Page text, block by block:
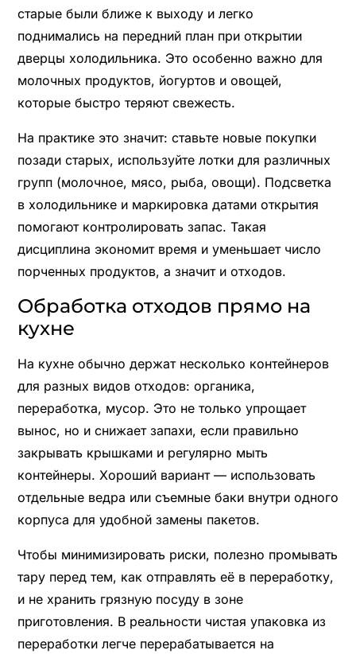
старые были ближе к выходу и легко
поднимались на передний план при открытии
дверцы холодильника. Это особенно важно для
молочных продуктов, йогуртов и овощей,
которые быстро теряют свежесть.
На практике это значит: ставьте новые покупки
позади старых, используйте лотки для различных
групп (молочное, мясо, рыба, овощи). Подсветка
в холодильнике и маркировка датами открытия
помогают контролировать запас. Такая
дисциплина экономит время и уменьшает число
порченных продуктов, а значит и отходов.
Обработка отходов прямо на
кухне
На кухне обычно держат несколько контейнеров
для разных видов отходов: органика,
переработка, мусор. Это не только упрощает
вынос, но и снижает запахи, если правильно
закрывать крышками и регулярно мыть
контейнеры. Хороший вариант — использовать
отдельные ведра или съемные баки внутри одного
корпуса для удобной замены пакетов.
Чтобы минимизировать риски, полезно промывать
тару перед тем, как отправлять её в переработку,
и не хранить грязную посуду в зоне
приготовления. В реальности чистая упаковка из
переработки легче перерабатывается на